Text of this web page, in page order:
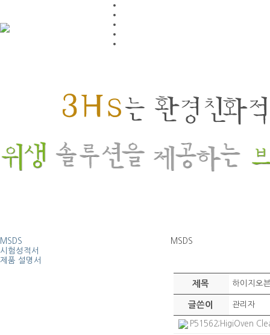
MSDS
시험성적서
제품 설명서
MSDS
제목 하이지오
글쓴이 관리자
P51562;HigiOven